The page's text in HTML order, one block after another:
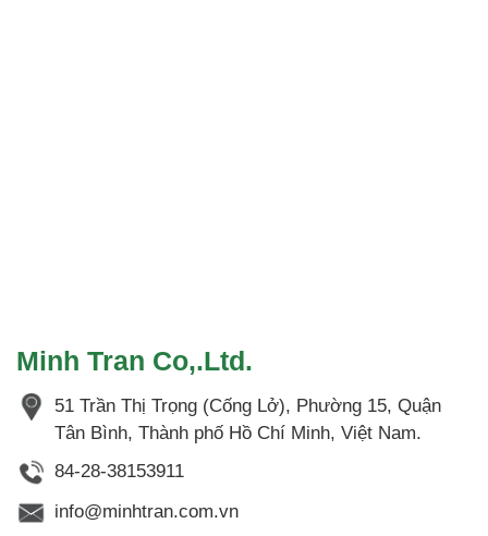
Minh Tran Co,.Ltd.
51 Trần Thị Trọng (Cống Lở), Phường 15, Quận
Tân Bình, Thành phố Hồ Chí Minh, Việt Nam.
84-28-38153911
info@minhtran.com.vn